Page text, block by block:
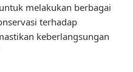
melakukan berbagai
terhadap
keberlangsungan